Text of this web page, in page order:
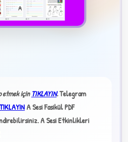
etmek içinTIKLAYIN.Telegram
TIKLAYINA Sesi Fasikül PDF
A Sesi Etkinlikleri